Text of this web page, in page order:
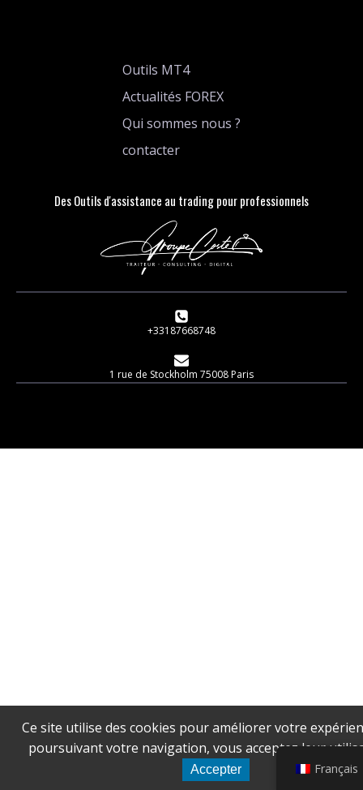
Outils MT4
Actualités FOREX
Qui sommes nous ?
contacter
Des Outils d'assistance au trading pour professionnels
+33187668748
1 rue de Stockholm 75008 Paris
Ce site utilise des cookies pour améliorer votre
poursuivant votre navigation, vous acceptez leur
Accepter Français